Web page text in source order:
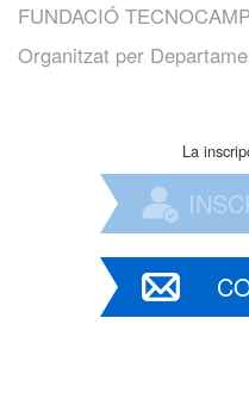
FUNDACIÓ
Organitzat per
La